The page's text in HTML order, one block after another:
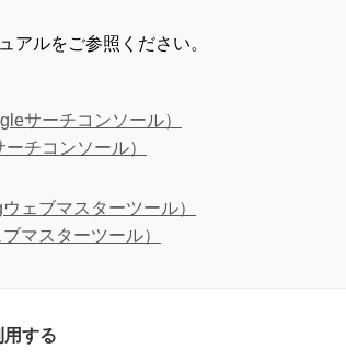
アルをご参照ください。
サーチコンソール）
チコンソール）
ェブマスターツール）
マスターツール）
用する